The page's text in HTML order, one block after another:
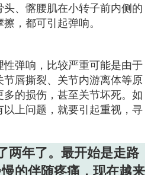
、髂腰肌在小转子前内侧的
，都可引起弹响。
弹响，比较严重可能是由于
唇撕裂、关节内游离体等原
的损伤，甚至关节坏死。如
上问题，就要引起重视，寻
两年了。最开始是走路
的伴随疼痛，现在越来